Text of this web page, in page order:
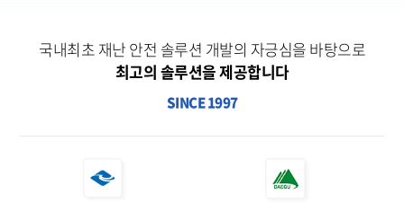
국내최초 재난 안전 솔루션 개발의 자긍심을 바탕으로
최고의 솔루션을 제공합니다
SINCE 1997